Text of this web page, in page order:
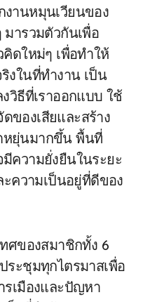
งานหมุนเวียนของ
มารวมตัวกันเพื่อ
ดใหม่ๆ เพื่อทำให้
งในที่ทำงาน เป็น
วิธีที่เราออกแบบ ใช้
ของเสียและสร้าง
หยุ่นมากขึ้น พื้นที่
ความยั่งยืนในระยะ
ะความเป็นอยู่ที่ดีของ
ศของสมาชิกทั้ง 6
ระชุมทุกไตรมาสเพื่อ
รเมืองและปัญหา